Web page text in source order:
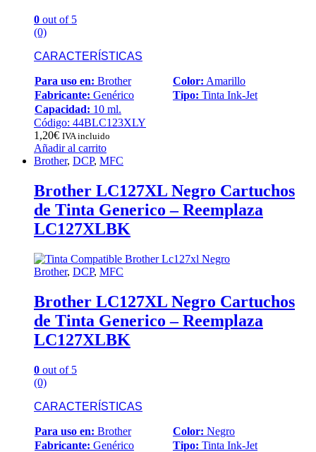
0 out of 5
(0)
CARACTERÍSTICAS
Para uso en: Brother Color: Amarillo
Fabricante: Genérico Tipo: Tinta Ink-Jet
Capacidad: 10 ml.
Código: 44BLC123XLY
1,20€ IVA incluido
Añadir al carrito
Brother, DCP, MFC
Brother LC127XL Negro Cartuchos
de Tinta Generico – Reemplaza
LC127XLBK
Brother, DCP, MFC
Brother LC127XL Negro Cartuchos
de Tinta Generico – Reemplaza
LC127XLBK
0 out of 5
(0)
CARACTERÍSTICAS
Para uso en: Brother Color: Negro
Fabricante: Genérico Tipo: Tinta Ink-Jet